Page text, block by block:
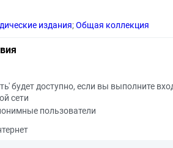
издания;Общая коллекция
будет доступно, если вы выполните
сети
пользователи